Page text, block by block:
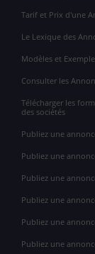
Tarif et Prix d'une
Le Lexique des
Modèles et
Consulter les
Télécharger les
des sociétés
Publiez une
Publiez une
Publiez une
Publiez une
Publiez une
Publiez une